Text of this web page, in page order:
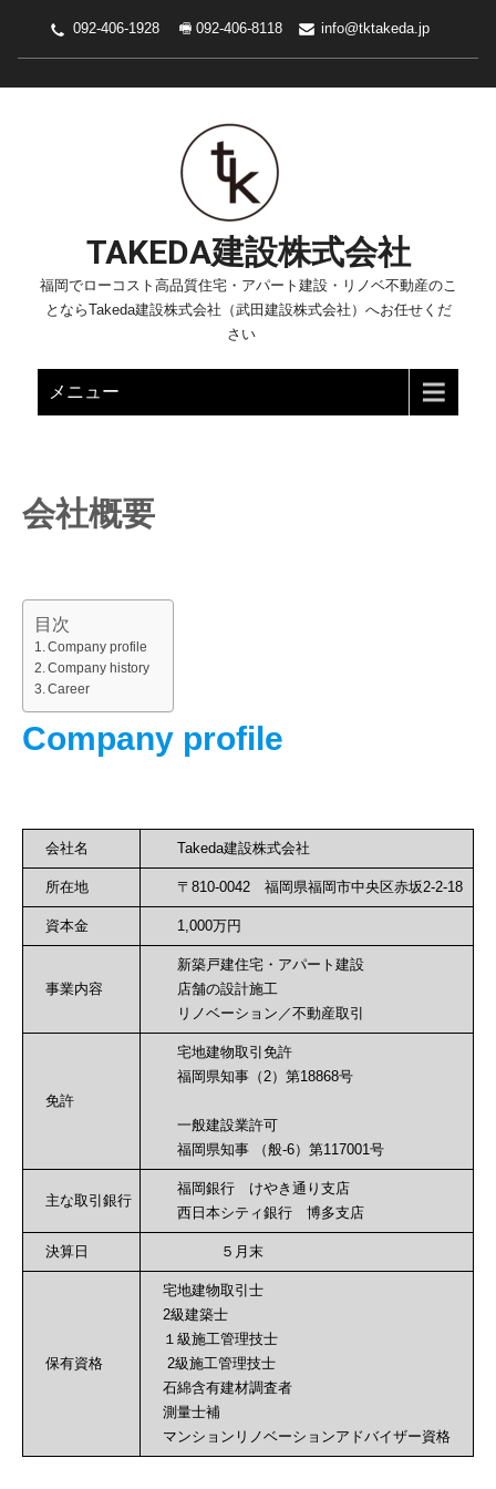
092-406-1928 🖷 092-406-8118 info@tktakeda.jp
TAKEDA建設株式会社
福岡でローコスト高品質住宅・アパート建設・リノベ不動産のこ
とならTakeda建設株式会社（武田建設株式会社）へお任せくだ
さい
メニュー
会社概要
目次
Company profile
Company history
Career
Company profile
会社名 Takeda建設株式会社
所在地 〒810-0042 福岡県福岡市中央区赤坂2-2-18
資本金 1,000万円
事業内容
新築戸建住宅・アパート建設
店舗の設計施工
リノベーション／不動産取引
免許
宅地建物取引免許
福岡県知事（2）第18868号
一般建設業許可
福岡県知事 （般-6）第117001号
主な取引銀行
福岡銀行 けやき通り支店
西日本シティ銀行 博多支店
決算日 ５月末
保有資格
宅地建物取引士
2級建築士
１級施工管理技士
2級施工管理技士
石綿含有建材調査者
測量士補
マンションリノベーションアドバイザー資格